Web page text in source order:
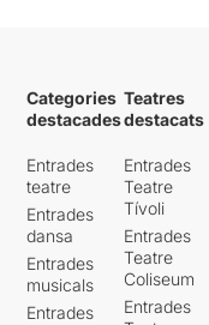
Categories
destacades
Entrades
teatre
Entrades
dansa
Entrades
musicals
Entrades
Teatres
destacats
Entrades
Teatre
Tívoli
Entrades
Teatre
Coliseum
Entrades